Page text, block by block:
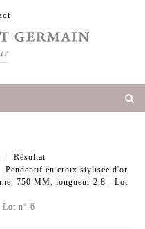
Résultat
Pendentif en croix stylisée d'or
750 MM, longueur 2,8 - Lot
Lot n° 6